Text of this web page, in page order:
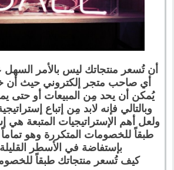
أن تُسعر منتجاتك ليس بالأمر
أي صاحب متجر إلكتروني حيث أن
يُمكن أن يحد مِن المبيعات أو حتى
وبالتالي فإنه لابد مِن إتباع
ولعل أهم الإستراتيجيات المتبعة هي
طبقاً للخصومات المتكررة وهو
بإستفاضة في الأسطر
كيف تُسعر منتجاتك طبقاً